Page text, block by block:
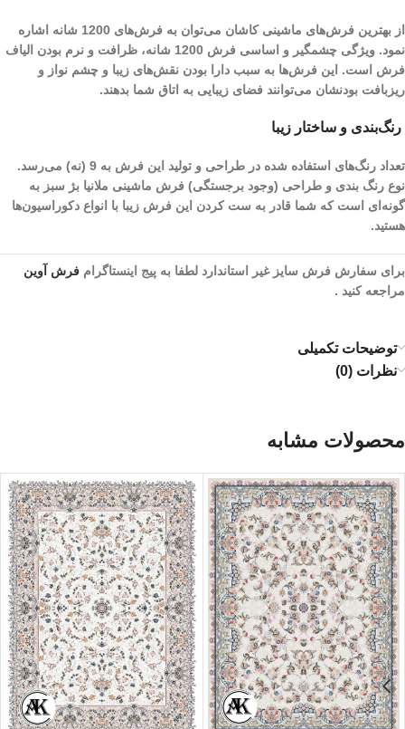
از بهترین فرش‌های ماشینی کاشان می‌توان به فرش‌های 1200 شانه اشاره
نمود. ویژگی چشمگیر و اساسی فرش 1200 شانه، ظرافت و نرم بودن الیاف
فرش است. این فرش‌ها به سبب دارا بودن نقش‌های زیبا و چشم نواز و
ریز‌بافت بودنشان می‌توانند فضای زیبایی به اتاق شما بدهند.
رنگ‌بندی و ساختار زیبا
تعداد رنگ‌های استفاده شده در طراحی و تولید این فرش به 9 (نه) می‌رسد.
نوع رنگ بندی و طراحی (وجود برجستگی) فرش ماشینی ملانیا بژ سبز به
گونه‌ای است که شما قادر به ست کردن این فرش زیبا با انواع دکوراسیون‌ها
هستید.
برای سفارش فرش سایز غیر استاندارد لطفا به پیج اینستاگرام فرش آوین
مراجعه کنید .
توضیحات تکمیلی
نظرات (0)
محصولات مشابه